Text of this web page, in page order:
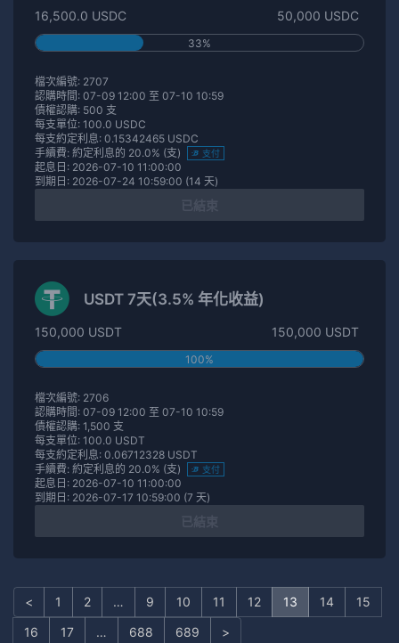
16,500.0 USDC 50,000 USDC
33%
檔次編號: 2707
認購時間: 07-09 12:00 至 07-10 10:59
債權認購: 500 支
每支單位: 100.0 USDC
每支約定利息: 0.15342465 USDC
手續費: 約定利息的 20.0% (支)
支付
起息日: 2026-07-10 11:00:00
到期日: 2026-07-24 10:59:00 (14 天)
USDT 7天(3.5% 年化收益)
150,000 USDT 150,000 USDT
100%
檔次編號: 2706
認購時間: 07-09 12:00 至 07-10 10:59
債權認購: 1,500 支
每支單位: 100.0 USDT
每支約定利息: 0.06712328 USDT
手續費: 約定利息的 20.0% (支)
支付
起息日: 2026-07-10 11:00:00
到期日: 2026-07-17 10:59:00 (7 天)
< 1 2 … 9 10 11 12 13 14
15
16
17 … 688 689 >